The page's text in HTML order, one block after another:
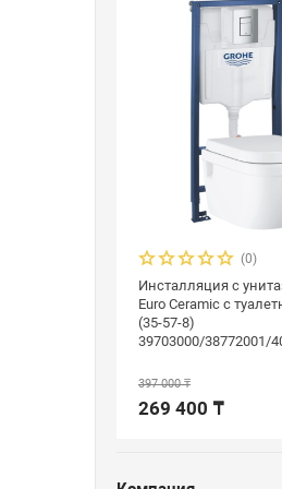
(0)
Инсталляция с
Euro Ceramic с
(35-57-8)
39703000/38772001/
397 000 ₸
269 400 ₸